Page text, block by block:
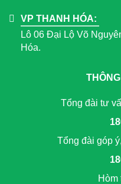
VP THANH HÓA:
Lô 06 Đại Lộ Võ
Hóa.
Tổng đài tư
Tổng đài góp